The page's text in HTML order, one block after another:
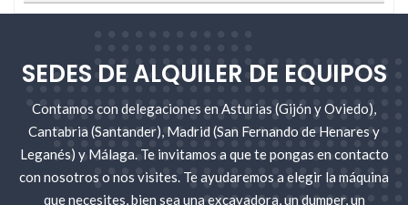
Nuestras limpiadoras eléctricas de agua fría son ideales
instalaciones. Estos equipos son sumamente versátiles y
están diseñados para ofrecer un rendimiento
excepcional.
Descubre la Versatilidad, Eficiencia y
Facilidad de Uso
Nuestras limpiadoras eléctricas destacan por su
SEDES DE ALQUILER DE EQUIPOS
Contamos con delegaciones en Asturias (Gijón y Oviedo),
Cantabria (Santander), Madrid (San Fernando de Henares y
Leganés) y Málaga. Te invitamos a que te pongas en contacto
con nosotros o nos visites. Te ayudaremos a elegir la máquina
que necesites, bien sea una excavadora, un dumper, un